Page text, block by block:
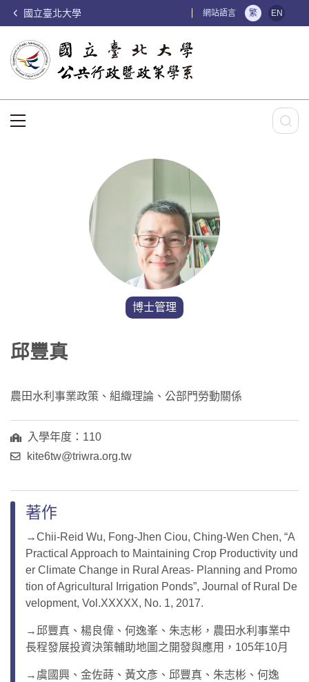
國立臺北大學 網站語言 繁 EN
博士管理
邱豐真
農田水利事業政策、組織理論、公部門勞動關係
入學年度：110
kite6tw@triwra.org.tw
著作
→Chii-Reid Wu, Fong-Jhen Ciou, Ching-Wen Chen, “A
Practical Approach to Maintaining Crop Productivity und
er Climate Change in Rural Areas- Planning and Promo
tion of Agricultural Irrigation Ponds”, Journal of Rural De
velopment, Vol.XXXXX, No. 1, 2017.
→邱豐真、楊良偉、何逸峯、朱志彬，農田水利事業中
長程發展投資決策輔助地圖之開發與應用，105年10月
→虞國興、金佐蒔、黃文彥、邱豐真、朱志彬、何逸